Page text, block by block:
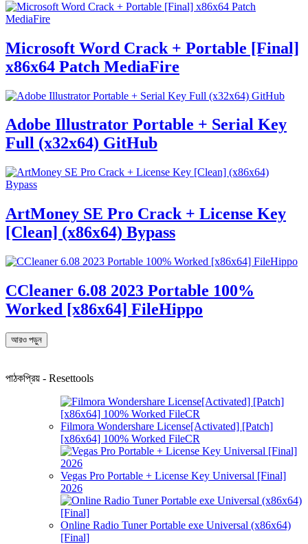
Microsoft Word Crack + Portable [Final]
x86x64 Patch MediaFire
Adobe Illustrator Portable + Serial Key
Full (x32x64) GitHub
ArtMoney SE Pro Crack + License Key
[Clean] (x86x64) Bypass
CCleaner 6.08 2023 Portable 100%
Worked [x86x64] FileHippo
আরও পড়ুন
পাঠকপ্রিয় - Resettools
Filmora Wondershare License[Activated] [Patch]
[x86x64] 100% Worked FileCR
Vegas Pro Portable + License Key Universal [Final]
2026
Online Radio Tuner Portable exe Universal (x86x64)
[Final]